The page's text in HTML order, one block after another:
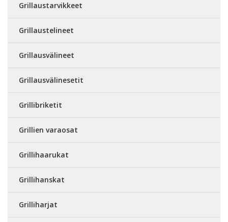
Grillaustarvikkeet
Grillaustelineet
Grillausvälineet
Grillausvälinesetit
Grillibriketit
Grillien varaosat
Grillihaarukat
Grillihanskat
Grilliharjat